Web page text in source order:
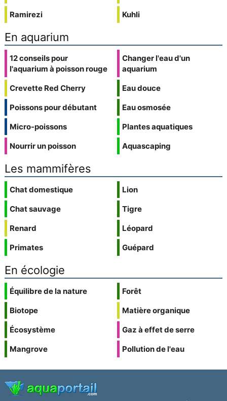
Ramirezi
Kuhli
En aquarium
12 conseils pour
l'aquarium à poisson rouge
Crevette Red Cherry
Poissons pour débutant
Micro-poissons
Nourrir un poisson
Changer l'eau d'un
aquarium
Eau douce
Eau osmosée
Plantes aquatiques
Aquascaping
Les mammifères
Chat domestique
Chat sauvage
Renard
Primates
Lion
Tigre
Léopard
Guépard
En écologie
Équilibre de la nature
Biotope
Écosystème
Mangrove
Forêt
Matière organique
Gaz à effet de serre
Pollution de l'eau